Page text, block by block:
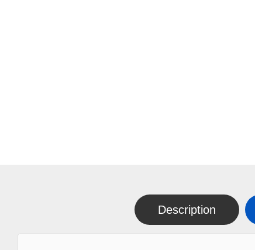
Description